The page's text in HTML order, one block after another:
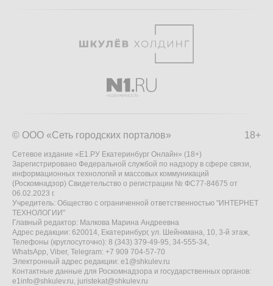
18+
© ООО «Сеть городских порталов»
Сетевое издание «Е1.РУ Екатеринбург Онлайн» (18+)
Зарегистрировано Федеральной службой по надзору в сфере связи,
информационных технологий и массовых коммуникаций
(Роскомнадзор) Свидетельство о регистрации № ФС77-84675 от
06.02.2023 г.
Учредитель: Общество с ограниченной ответственностью "ИНТЕРНЕТ
ТЕХНОЛОГИИ"
Главный редактор: Малкова Марина Андреевна
Адрес редакции: 620014, Екатеринбург, ул. Шейнкмана, 10, 3-й этаж,
Телефоны (круглосуточно): 8 (343) 379-49-95, 34-555-34,
WhatsApp, Viber, Telegram: +7 909 704-57-70
Электронный адрес редакции: e1@shkulev.ru
Контактные данные для Роскомнадзора и государственных органов:
e1info@shkulev.ru, juristekat@shkulev.ru